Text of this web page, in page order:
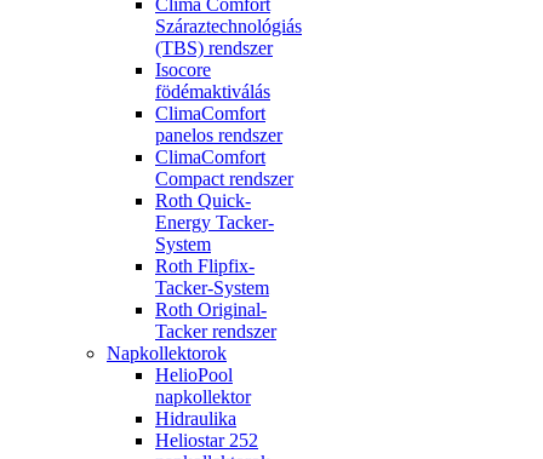
Clima Comfort
Száraztechnológiás
(TBS) rendszer
Isocore
födémaktiválás
ClimaComfort
panelos rendszer
ClimaComfort
Compact rendszer
Roth Quick-
Energy Tacker-
System
Roth Flipfix-
Tacker-System
Roth Original-
Tacker rendszer
Napkollektorok
HelioPool
napkollektor
Hidraulika
Heliostar 252